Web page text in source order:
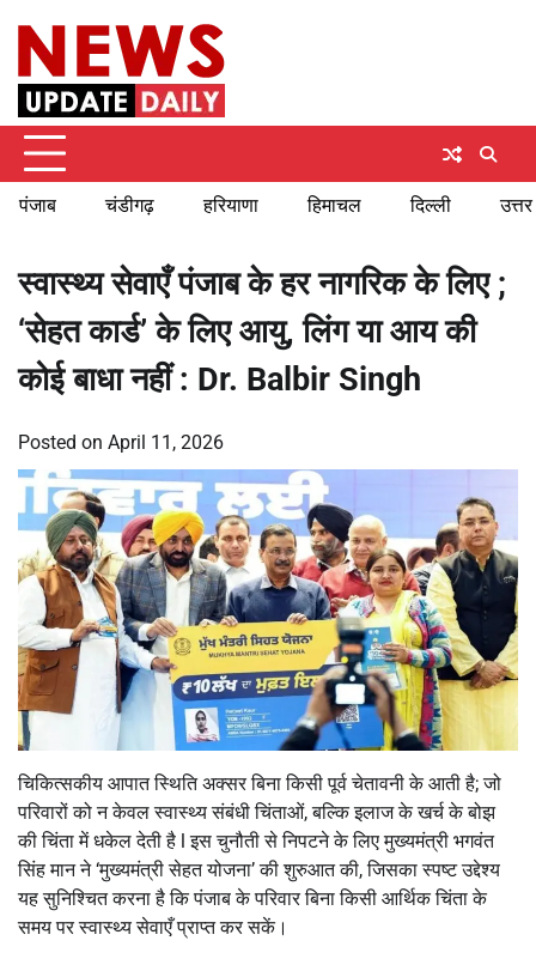
content
पंजाब चंडीगढ़ हरियाणा हिमाचल दिल्ली
स्वास्थ्य सेवाएँ पंजाब के हर नागरिक के लिए ;
‘सेहत कार्ड’ के लिए आयु, लिंग या आय की
कोई बाधा नहीं : Dr. Balbir Singh
Posted on April 11, 2026
चिकित्सकीय आपात स्थिति अक्सर बिना किसी पूर्व चेतावनी के आती है; जो
परिवारों को न केवल स्वास्थ्य संबंधी चिंताओं, बल्कि इलाज के खर्च के बोझ
की चिंता में धकेल देती है l इस चुनौती से निपटने के लिए मुख्यमंत्री भगवंत
सिंह मान ने ‘मुख्यमंत्री सेहत योजना’ की शुरुआत की, जिसका स्पष्ट उद्देश्य
यह सुनिश्चित करना है कि पंजाब के परिवार बिना किसी आर्थिक चिंता के
समय पर स्वास्थ्य सेवाएँ प्राप्त कर सकें।